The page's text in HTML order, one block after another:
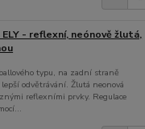
- reflexní, neónově žlutá,
typu, na zadní straně
odvětrávání. Žlutá neonová
reflexními prvky. Regulace